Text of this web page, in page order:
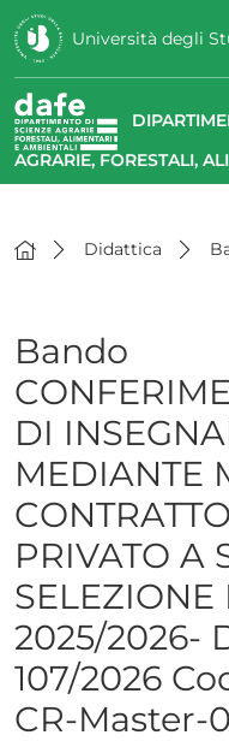
Università degli
AGRARIE, FORESTALI,
Didattica
Bando
DI
MEDIANTE
PRIVATO A
SELEZIONE
2025/2026-
107/2026
CR-Master-